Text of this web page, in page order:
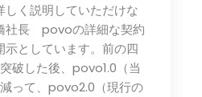
しく説明していただけな
社長 povoの詳細な契約
としています。前の四
破した後、povo1.0（当
って、povo2.0（現行の